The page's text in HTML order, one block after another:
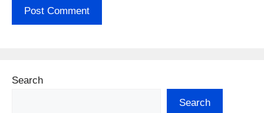
Search
Search